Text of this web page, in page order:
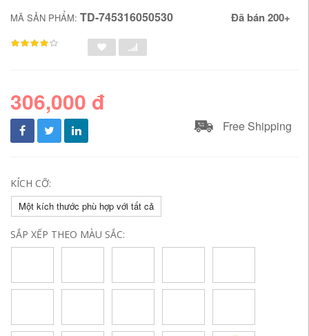
MÃ SẢN PHẨM: TD-745316050530 Đã bán 200+
306,000 đ
Free Shipping
KÍCH CỠ:
Một kích thước phù hợp với tất cả
SẮP XẾP THEO MÀU SẮC: